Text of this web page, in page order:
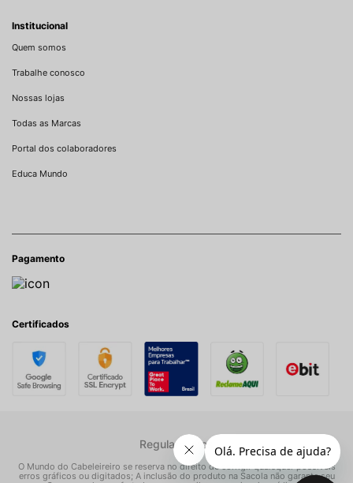
Institucional
Quem somos
Trabalhe conosco
Nossas lojas
Todas as Marcas
Portal dos colaboradores
Educa Mundo
Pagamento
Certificados
Regulamentos
O Mundo do Cabeleireiro se reserva no direito de corrigir quaisquer possíveis
erros gráficos ou digitados; A inclusão do produto na Sacola não garante seu